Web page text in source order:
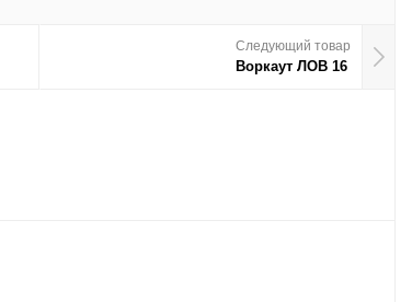
Следующий товар
Воркаут ЛОВ 16